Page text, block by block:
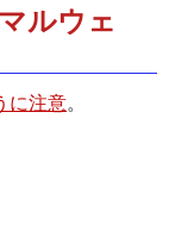
ルウェ
に注意。